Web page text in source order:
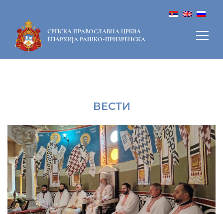
СРПСКА ПРАВОСЛАВНА ЦРКВА
ЕПАРХИЈА РАШКО-ПРИЗРЕНСКА
ВЕСТИ